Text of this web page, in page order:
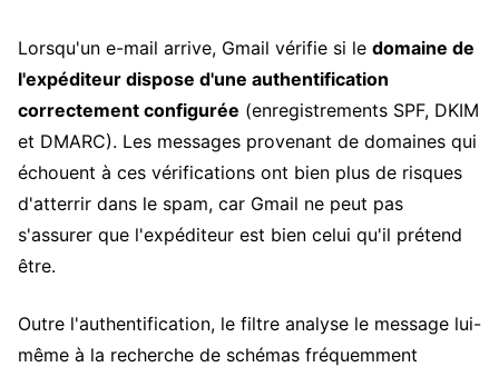
Lorsqu'un e-mail arrive, Gmail vérifie si le domaine de
l'expéditeur dispose d'une authentification
correctement configurée (enregistrements SPF, DKIM
et DMARC). Les messages provenant de domaines qui
échouent à ces vérifications ont bien plus de risques
d'atterrir dans le spam, car Gmail ne peut pas
s'assurer que l'expéditeur est bien celui qu'il prétend
être.
Outre l'authentification, le filtre analyse le message lui-
même à la recherche de schémas fréquemment